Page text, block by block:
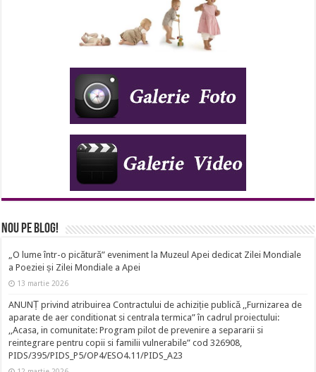
Nou pe Blog!
„O lume într-o picătură” eveniment la Muzeul Apei dedicat Zilei Mondiale
a Poeziei și Zilei Mondiale a Apei
13 martie 2026
ANUNȚ privind atribuirea Contractului de achiziție publică ,,Furnizarea de
aparate de aer conditionat si centrala termica” în cadrul proiectului:
,,Acasa, in comunitate: Program pilot de prevenire a separarii si
reintegrare pentru copii si familii vulnerabile” cod 326908,
PIDS/395/PIDS_P5/OP4/ESO4.11/PIDS_A23